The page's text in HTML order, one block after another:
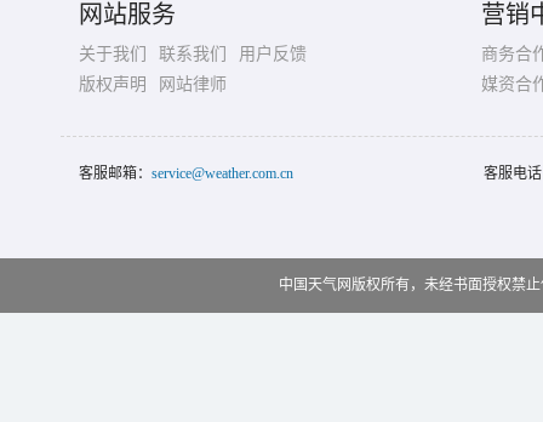
网站服务
关于我们 联系我们
用户反馈
版权声明
网站律师
营销
商务合
媒资合
客服邮箱： service@weather.com.cn 客服电
中国天气网版权所有，未经书面授权